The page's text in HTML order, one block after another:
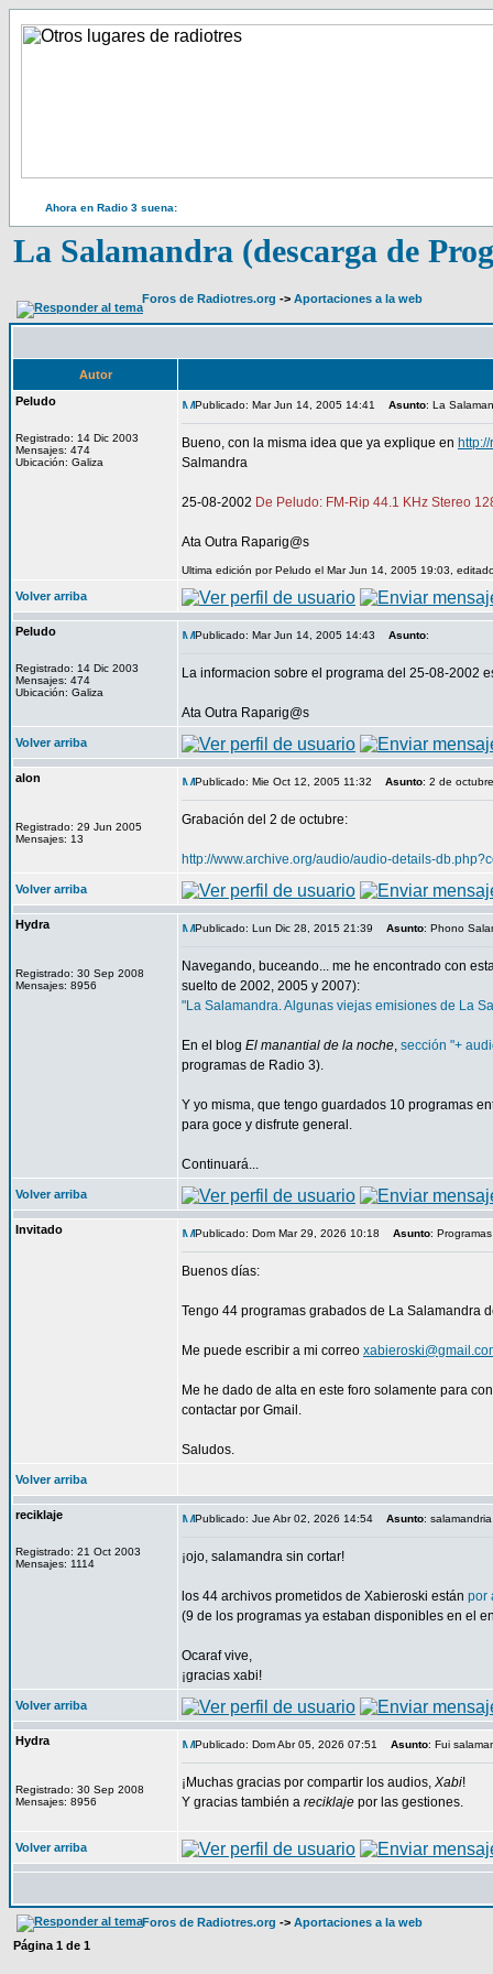
Ahora en Radio 3 suena:
La Salamandra (descarga de
Foros de Radiotres.org -> Aportaciones a la web
Autor
Peludo
Registrado: 14 Dic 2003
Mensajes: 474
Ubicación: Galiza
Publicado: Mar Jun 14, 2005 14:41 Asunto: La
Bueno, con la misma idea que ya explique en
Salmandra
25-08-2002 De Peludo: FM-Rip 44.1 KHz Stereo
Ata Outra Raparig@s
Ultima edición por Peludo el Mar Jun 14, 2005 19:03,
Volver arriba
Peludo
Registrado: 14 Dic 2003
Mensajes: 474
Ubicación: Galiza
Publicado: Mar Jun 14, 2005 14:43 Asunto:
La informacion sobre el programa del 25-08-2002
Ata Outra Raparig@s
Volver arriba
alon
Registrado: 29 Jun 2005
Mensajes: 13
Publicado: Mie Oct 12, 2005 11:32 Asunto: 2 de octubre
Grabación del 2 de octubre:
http://www.archive.org/audio/audio-details-
Volver arriba
Hydra
Registrado: 30 Sep 2008
Mensajes: 8956
Publicado: Lun Dic 28, 2015 21:39 Asunto: Phono
Navegando, buceando... me he encontrado con
suelto de 2002, 2005 y 2007):
"La Salamandra. Algunas viejas emisiones de La
En el blog El manantial de la noche, sección "+
programas de Radio 3).
Y yo misma, que tengo guardados 10 programas
para goce y disfrute general.
Continuará...
Volver arriba
Invitado Publicado: Dom Mar 29, 2026 10:18 Asunto:
Buenos días:
Tengo 44 programas grabados de La Salamandra
Me puede escribir a mi correo
Me he dado de alta en este foro solamente para
contactar por Gmail.
Saludos.
Volver arriba
reciklaje
Registrado: 21 Oct 2003
Mensajes: 1114
Publicado: Jue Abr 02, 2026 14:54 Asunto:
¡ojo, salamandra sin cortar!
los 44 archivos prometidos de Xabieroski están por
(9 de los programas ya estaban disponibles en el
Ocaraf vive,
¡gracias xabi!
Volver arriba
Hydra
Registrado: 30 Sep 2008
Mensajes: 8956
Publicado: Dom Abr 05, 2026 07:51 Asunto: Fui
¡Muchas gracias por compartir los audios, Xabi!
Y gracias también a reciklaje por las gestiones.
Volver arriba
Foros de Radiotres.org -> Aportaciones a la web
Página 1 de 1